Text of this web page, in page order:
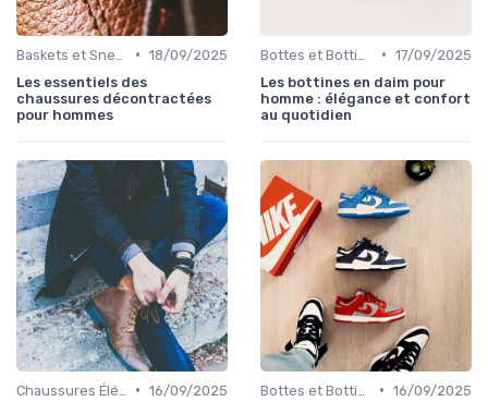
• 18/09/2025
Les essentiels des
chaussures décontractées
pour hommes
• 17/09/2025
Les bottines en daim pour
homme : élégance et confort
au quotidien
• 16/09/2025
• 16/09/2025